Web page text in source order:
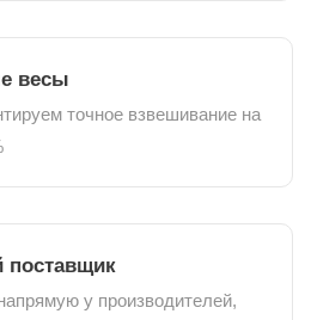
весы
точное взвешивание на
поставщик
у производителей,